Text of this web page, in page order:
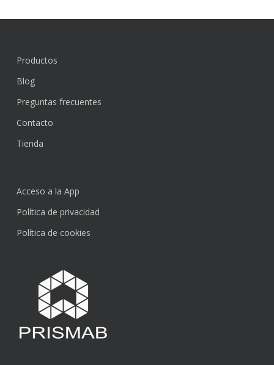
Subtotal:
Productos
Blog
Preguntas frecuentes
Contacto
Tienda
Acceso a la App
Política de privacidad
Política de cookies